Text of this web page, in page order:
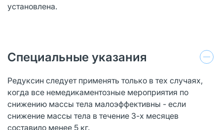
установлена.
Специальные указания
Редуксин следует применять только в тех случаях,
когда все немедикаментозные мероприятия по
снижению массы тела малоэффективны - если
снижение массы тела в течение 3-х месяцев
составило менее 5 кг.